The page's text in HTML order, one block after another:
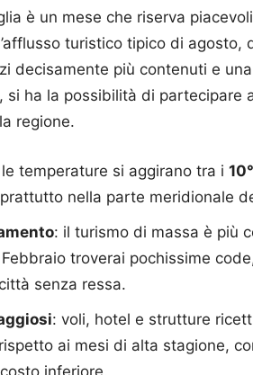
è un mese che riserva
turistico tipico di agosto,
decisamente più contenuti e
si ha la possibilità di partecipare
regione.
temperature si aggirano tra i
nella parte meridionale
: il turismo di massa è più
troverai pochissime
senza ressa.
: voli, hotel e strutture
ai mesi di alta stagione,
inferiore.